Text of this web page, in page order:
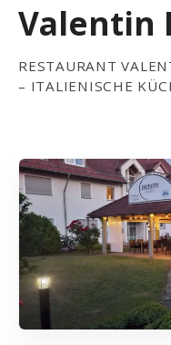
Valentin
RESTAURANT
– ITALIENISCHE